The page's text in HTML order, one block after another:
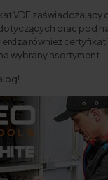
VDE zaświadczający
prac pod
również certyfikat
wybrany asortyment.